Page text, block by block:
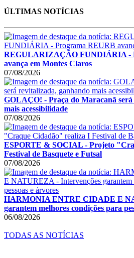
ÚLTIMAS NOTÍCIAS
REGULARIZAÇÃO FUNDIÁRIA -
avança em Montes Claros
07/08/2026
GOLAÇO! - Praça do Maracanã
mais acessibilidade
07/08/2026
ESPORTE & SOCIAL - Projeto
Festival de Basquete e Futsal
07/08/2026
HARMONIA ENTRE CIDADE E
garantem melhores condições para
06/08/2026
TODAS AS NOTÍCIAS